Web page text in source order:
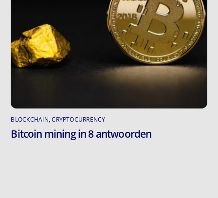
BLOCKCHAIN,CRYPTOCURRENCY
Bitcoin mining in 8 antwoorden